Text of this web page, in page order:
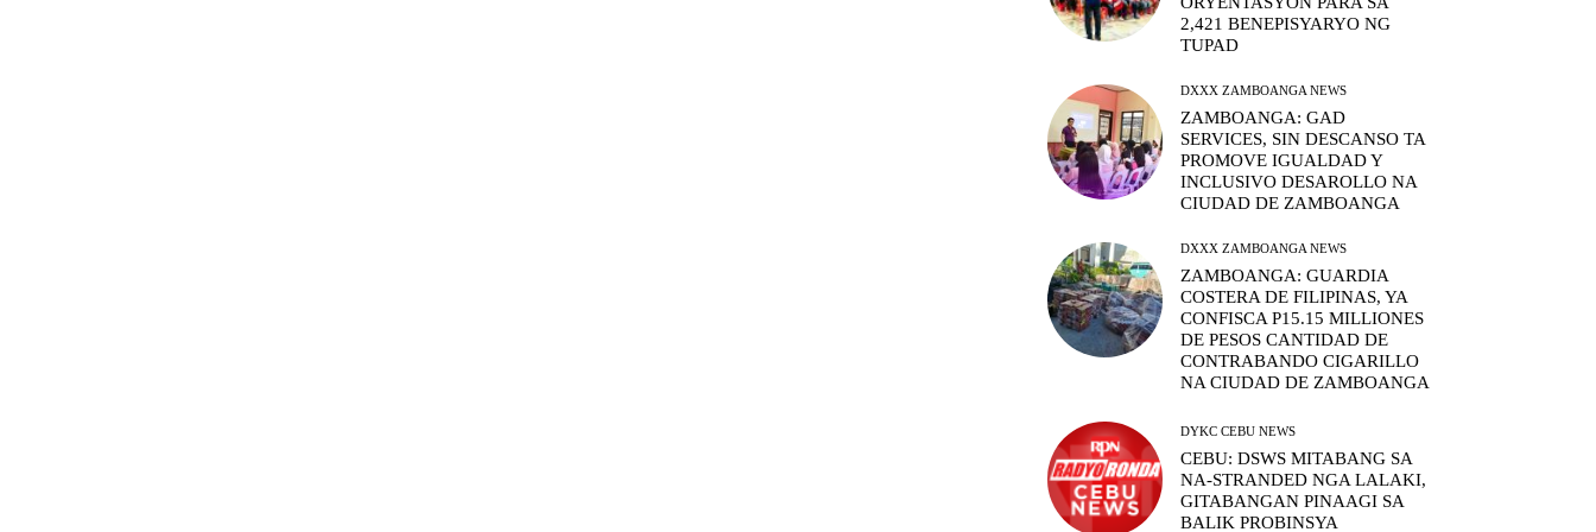
2,421 BENEPISYARYO NG
TUPAD
DXXX ZAMBOANGA NEWS
ZAMBOANGA: GAD
SERVICES, SIN DESCANSO TA
PROMOVE IGUALDAD Y
INCLUSIVO DESAROLLO NA
CIUDAD DE ZAMBOANGA
DXXX ZAMBOANGA NEWS
ZAMBOANGA: GUARDIA
COSTERA DE FILIPINAS, YA
CONFISCA P15.15 MILLIONES
DE PESOS CANTIDAD DE
CONTRABANDO CIGARILLO
NA CIUDAD DE ZAMBOANGA
DYKC CEBU NEWS
CEBU: DSWS MITABANG SA
NA-STRANDED NGA LALAKI,
GITABANGAN PINAAGI SA
BALIK PROBINSYA